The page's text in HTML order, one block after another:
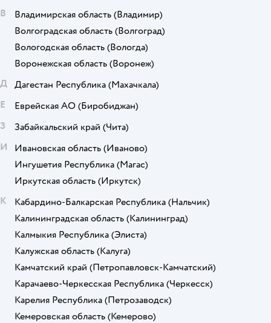
В
Владимирская область (Владимир)
Волгоградская область (Волгоград)
Вологодская область (Вологда)
Воронежская область (Воронеж)
Д Дагестан Республика (Махачкала)
Е
Еврейская АО (Биробиджан)
З
Забайкальский край (Чита)
И
Ивановская область (Иваново)
Ингушетия Республика (Магас)
Иркутская область (Иркутск)
К
Кабардино-Балкарская Республика (Нальчик)
Калининградская область (Калининград)
Калмыкия Республика (Элиста)
Калужская область (Калуга)
Камчатский край (Петропавловск-Камчатский)
Карачаево-Черкесская Республика (Черкесск)
Карелия Республика (Петрозаводск)
Кемеровская область (Кемерово)